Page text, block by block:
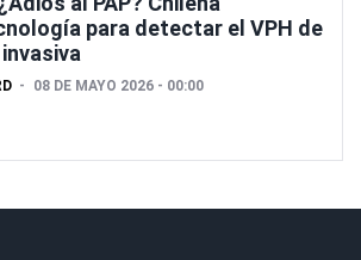
para detectar el VPH de
08 DE MAYO 2026 - 00:00